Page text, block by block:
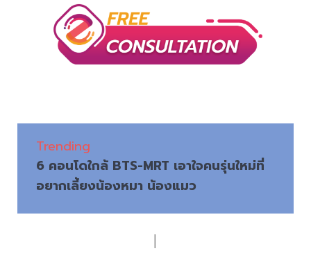
Trending
6 คอนโดใกล้ BTS-MRT เอาใจคนรุ่นใหม่ที่
อยากเลี้ยงน้องหมา น้องแมว